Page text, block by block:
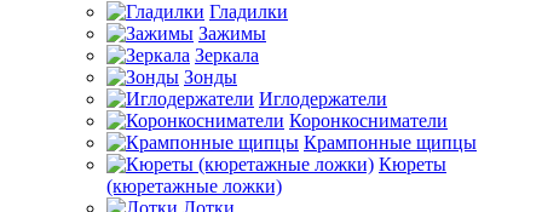
Гладилки
Зажимы
Зеркала
Зонды
Иглодержатели
Коронкосниматели
Крампонные щипцы
Кюреты
(кюретажные ложки)
Лотки